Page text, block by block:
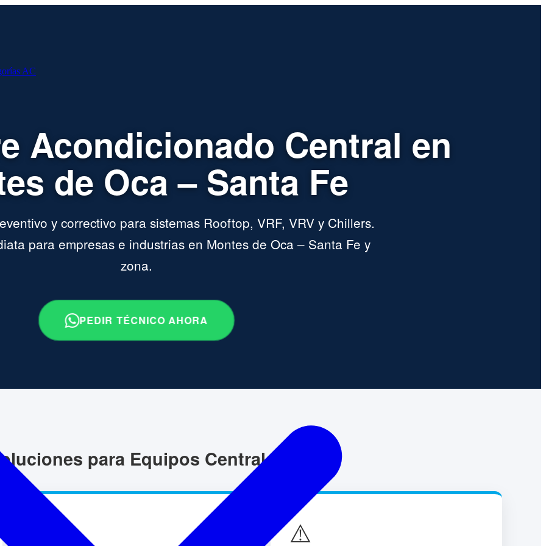
AC
Acondicionado Central en
de Oca – Santa Fe
y correctivo para sistemas Rooftop, VRF, VRV y Chillers.
para empresas e industrias en Montes de Oca – Santa Fe y
zona.
PEDIR TÉCNICO AHORA
para Equipos Centrales
⚠️